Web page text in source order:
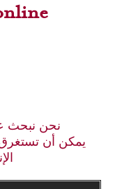
نحن نبحث
يمكن أن